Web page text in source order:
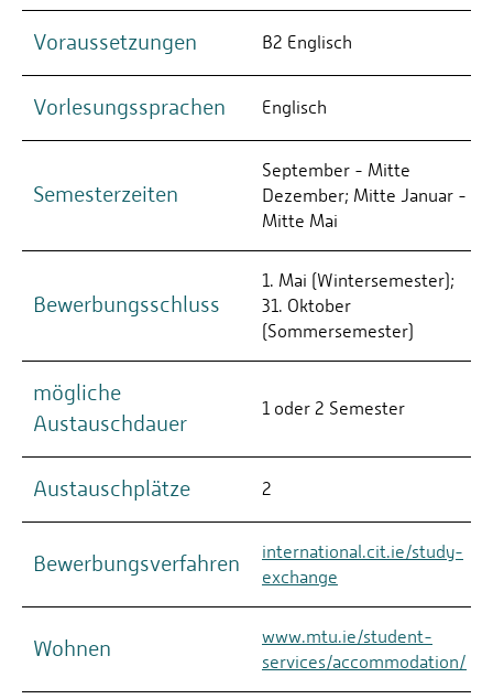
Voraussetzungen B2 Englisch
Vorlesungssprachen Englisch
Semesterzeiten
September - Mitte
Dezember; Mitte Januar -
Mitte Mai
Bewerbungsschluss
1. Mai (Wintersemester);
31. Oktober
(Sommersemester)
mögliche
Austauschdauer
1 oder 2 Semester
Austauschplätze 2
Bewerbungsverfahren
international.cit.ie/study-
exchange
Wohnen
www.mtu.ie/student-
services/accommodation/